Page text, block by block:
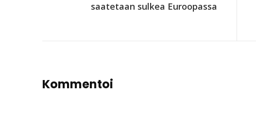
saatetaan sulkea Euroopassa
Kommentoi